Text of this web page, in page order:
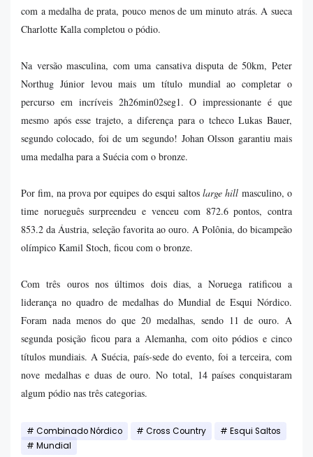
com a medalha de prata, pouco menos de um minuto atrás. A sueca
Charlotte Kalla completou o pódio.
Na versão masculina, com uma cansativa disputa de 50km, Peter
Northug Júnior levou mais um título mundial ao completar o
percurso em incríveis 2h26min02seg1. O impressionante é que
mesmo após esse trajeto, a diferença para o tcheco Lukas Bauer,
segundo colocado, foi de um segundo! Johan Olsson garantiu mais
uma medalha para a Suécia com o bronze.
Por fim, na prova por equipes do esqui saltos large hillmasculino, o
time norueguês surpreendeu e venceu com 872.6 pontos, contra
853.2 da Áustria, seleção favorita ao ouro. A Polônia, do bicampeão
olímpico Kamil Stoch, ficou com o bronze.
Com três ouros nos últimos dois dias, a Noruega ratificou a
liderança no quadro de medalhas do Mundial de Esqui Nórdico.
Foram nada menos do que 20 medalhas, sendo 11 de ouro. A
segunda posição ficou para a Alemanha, com oito pódios e cinco
títulos mundiais. A Suécia, país-sede do evento, foi a terceira, com
nove medalhas e duas de ouro. No total, 14 países conquistaram
algum pódio nas três categorias.
Combinado Nórdico Cross Country
Esqui Saltos
Mundial